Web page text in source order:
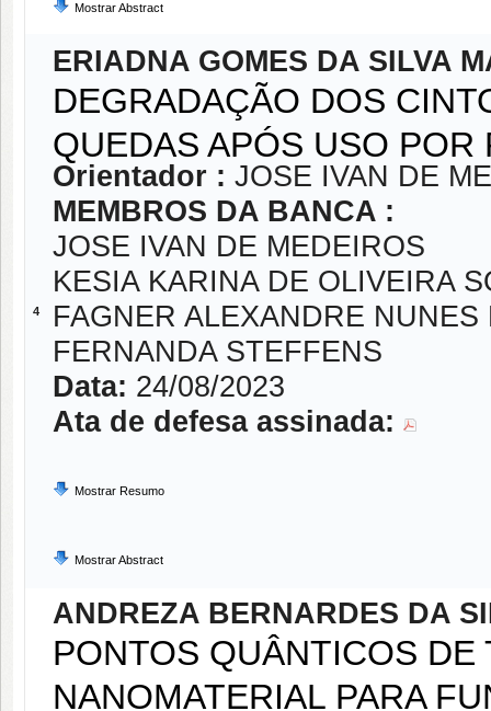
Mostrar Abstract
4
ERIADNA GOMES DA SILVA
DEGRADAÇÃO DOS
QUEDAS APÓS USO POR
Orientador : JOSE IVAN DE
MEMBROS DA BANCA :
JOSE IVAN DE MEDEIROS
KESIA KARINA DE OLIVEIRA
FAGNER ALEXANDRE
FERNANDA STEFFENS
Data: 24/08/2023
Ata de defesa assinada:
Mostrar Resumo
Mostrar Abstract
ANDREZA BERNARDES DA
PONTOS QUÂNTICOS
NANOMATERIAL PARA